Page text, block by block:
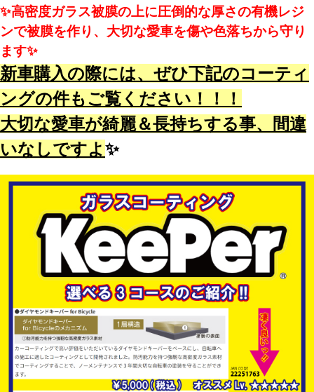
✨高密度ガラス被膜の上に圧倒的な厚さの有機レジ
ンで被膜を作り、大切な愛車を傷や色落ちから守り
ます✨
新車購入の際には、ぜひ下記のコーティ
ングの件もご覧ください！！！
大切な愛車が綺麗＆長持ちする事、間違
いなしですよ✨